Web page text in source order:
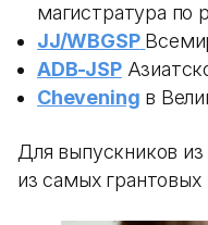
магистратура по
JJ/WBGSP
ADB-JSP
Chevening в
Для выпускников
из самых грантовых